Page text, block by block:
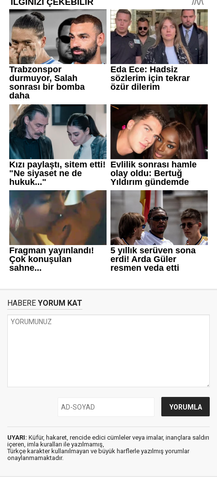
HABERE YORUM KAT
UYARI: Küfür, hakaret, rencide edici cümleler veya imalar, inançlara saldırı
içeren, imla kuralları ile yazılmamış,
Türkçe karakter kullanılmayan ve büyük harflerle yazılmış yorumlar
onaylanmamaktadır.